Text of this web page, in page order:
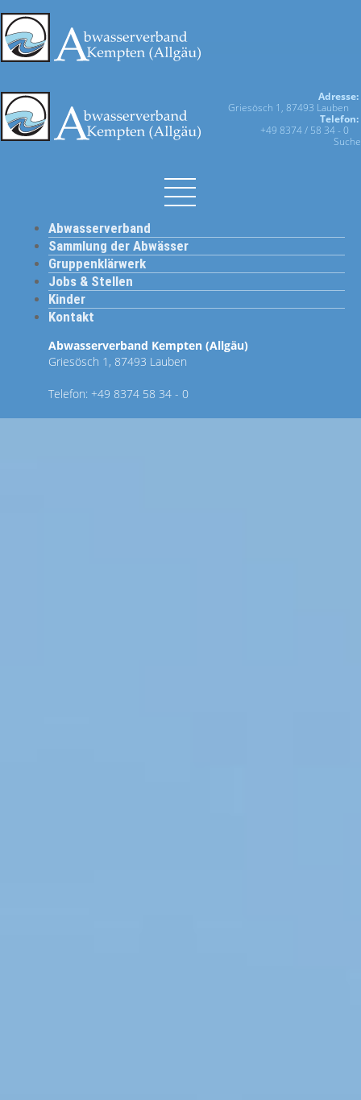
Adresse:
Griesösch 1, 87493 Lauben
Telefon:
+49 8374 / 58 34 - 0
Suche
Abwasserverband
Sammlung der Abwässer
Gruppenklärwerk
Jobs & Stellen
Kinder
Kontakt
Abwasserverband Kempten (Allgäu)
Griesösch 1, 87493 Lauben
Telefon: +49 8374 58 34 - 0